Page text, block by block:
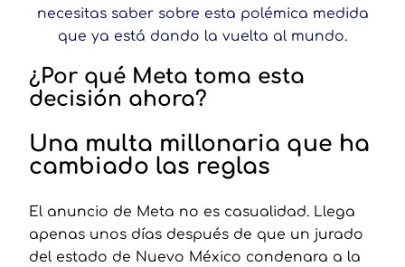
necesitas saber sobre esta polémica medida
que ya está dando la vuelta al mundo.
¿Por qué Meta toma esta
decisión ahora?
Una multa millonaria que ha
cambiado las reglas
El anuncio de Meta no es casualidad. Llega
apenas unos días después de que un jurado
del estado de Nuevo México condenara a la